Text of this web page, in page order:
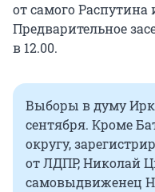
от самого Распутина
Предварительное
в 12.00.
Выборы в думу
сентября. Кроме
округу,
от ЛДПР, Николай
самовыдвиженец